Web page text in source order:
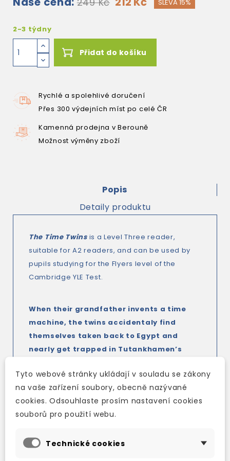
SLEVA 15%
2-3 týdny
Přidat do košíku
Rychlé a spolehlivé doručení
Přes 300 výdejních míst po celé ČR
Kamenná prodejna v Berouně
Možnost výměny zboží
Popis
Detaily produktu
The Time Twins is a Level Three reader,
suitable for A2 readers, and can be used by
pupils studying for the Flyers level of the
Cambridge YLE Test.
When their grandfather invents a time
machine, the twins accidentaly find
themselves taken back to Egypt and
nearly get trapped in Tutankhamen’s
again?
Adventures in English
easy-to-read stories written to a controlled
reading in English for children everywhere and
Tyto webové stránky ukládají v souladu se zákony
na vaše zařízení soubory, obecně nazývané
cookies. Odsouhlaste prosím nastavení cookies
souborů pro použití webu.
Technické cookies